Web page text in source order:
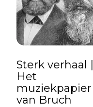
Sterk verhaal |
Het
muziekpapier
van Bruch